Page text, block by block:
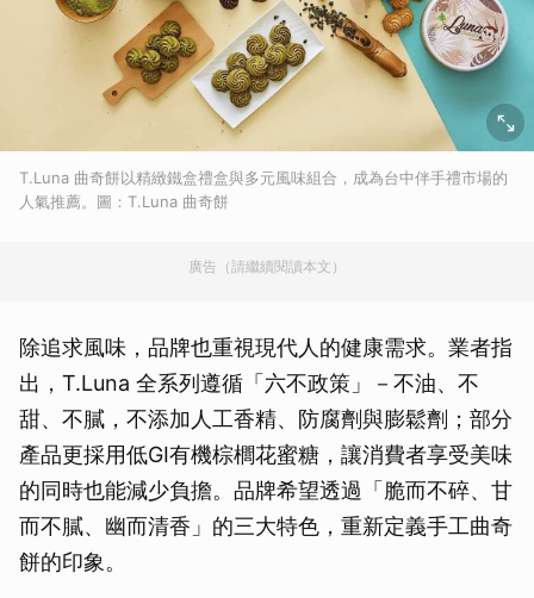
T.Luna 曲奇餅以精緻鐵盒禮盒與多元風味組合，成為台中伴手禮市場的
人氣推薦。圖：T.Luna 曲奇餅
廣告（請繼續閱讀本文）
除追求風味，品牌也重視現代人的健康需求。業者指
出，T.Luna 全系列遵循「六不政策」－不油、不
甜、不膩，不添加人工香精、防腐劑與膨鬆劑；部分
產品更採用低GI有機棕櫚花蜜糖，讓消費者享受美味
的同時也能減少負擔。品牌希望透過「脆而不碎、甘
而不膩、幽而清香」的三大特色，重新定義手工曲奇
餅的印象。